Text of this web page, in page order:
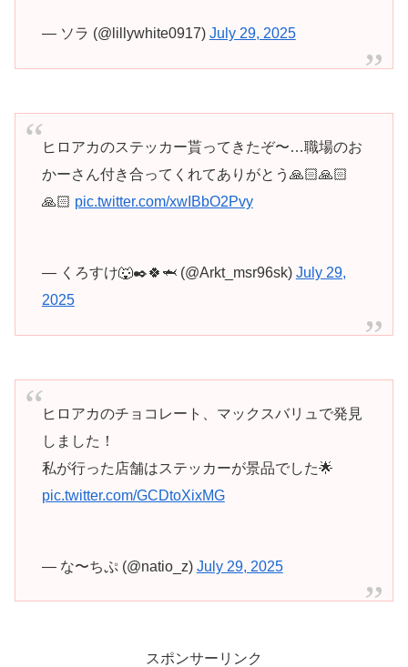
— ソラ (@lillywhite0917) July 29, 2025
ヒロアカのステッカー貰ってきたぞ〜…職場のお
かーさん付き合ってくれてありがとう🙏🏻🙏🏻
🙏🏻 pic.twitter.com/xwIBbO2Pvy
— くろすけ🐺✒️🍀🦈 (@Arkt_msr96sk) July 29,
2025
ヒロアカのチョコレート、マックスバリュで発見
しました！
私が行った店舗はステッカーが景品でした🌟
pic.twitter.com/GCDtoXixMG
— な〜ちぷ (@natio_z) July 29, 2025
スポンサーリンク